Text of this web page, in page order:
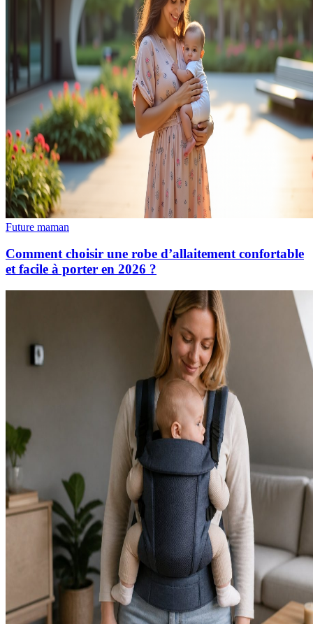
Future maman
Comment choisir une robe d’allaitement confortable
et facile à porter en 2026 ?